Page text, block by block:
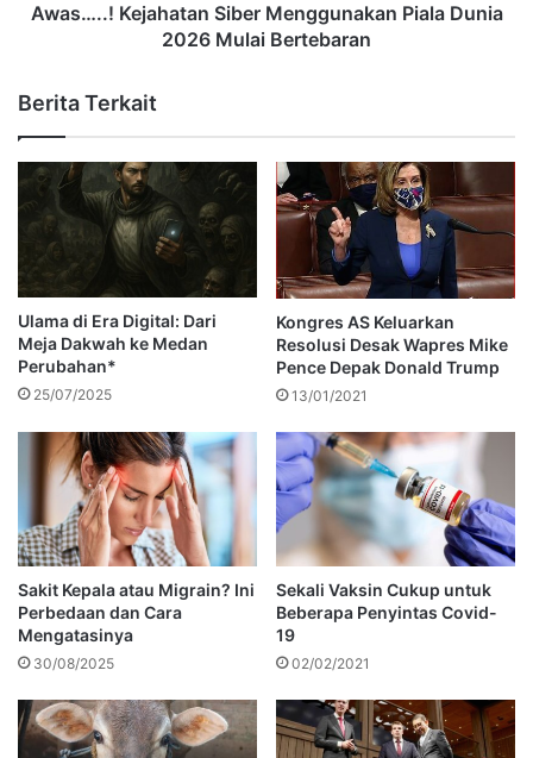
Awas…..! Kejahatan Siber Menggunakan Piala Dunia
2026 Mulai Bertebaran
Berita Terkait
Ulama di Era Digital: Dari
Meja Dakwah ke Medan
Perubahan*
25/07/2025
Kongres AS Keluarkan
Resolusi Desak Wapres Mike
Pence Depak Donald Trump
13/01/2021
Sakit Kepala atau Migrain? Ini
Perbedaan dan Cara
Mengatasinya
30/08/2025
Sekali Vaksin Cukup untuk
Beberapa Penyintas Covid-
19
02/02/2021